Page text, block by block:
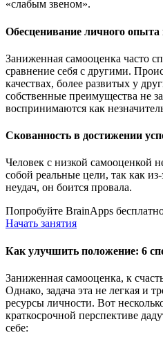
«слабым звеном».
Обесценивание личного
Заниженная самооценка часто
сравнение себя с другими.
качествах, более развитых у
собственные преимущества не
воспринимаются как
Скованность в достижении
Человек с низкой самооценкой
собой реальные цели, так как
неудач, он боится провала.
Попробуйте BrainApps
Начать занятия
Как улучшить положение: 6
Заниженная самооценка, к
Однако, задача эта не легкая и
ресурсы личности. Вот
краткосрочной перспективе
себе: